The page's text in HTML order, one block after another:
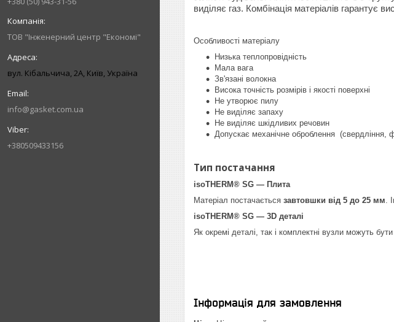
ТОВ "Інженерний центр "Економі"
вул. Кібальчича, 2А, Київ, Україна
info@gasket.com.ua
+380509433156
виділяє газ. Комбінація матеріалів гарантує
Особливості матеріалу
Низька теплопровідність
Мала вага
Зв'язані волокна
Висока точність розмірів і якості поверхні
Не утворює пилу
Не виділяє запаху
Не виділяє шкідливих речовин
Допускає механічне оброблення (свердління,
Тип постачання
isoTHERM® SG — Плита
Матеріал постачається завтовшки від 5 до 25 мм.
isoTHERM® SG — 3D деталі
Як окремі деталі, так і комплектні вузли можуть
Інформація для замовлення